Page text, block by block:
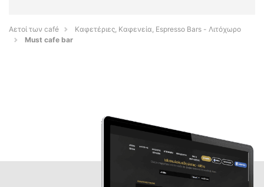
Αετοί των café
Καφετέριες, Καφενεία, Espresso Bars - Λιτόχωρο
Must cafe bar